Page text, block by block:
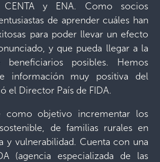
y ENA. Como socios
de aprender cuáles han
para poder llevar un efecto
y que pueda llegar a la
posibles. Hemos
información muy positiva del
el Director País de FIDA.
como objetivo incrementar los
de familias rurales en
y vulnerabilidad. Cuenta con una
(agencia especializada de las